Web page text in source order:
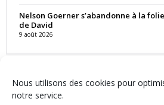
Nous utilisons des cookies pour
notre service.
Nelson Goerner s’abandonne à la
de David
9 août 2026